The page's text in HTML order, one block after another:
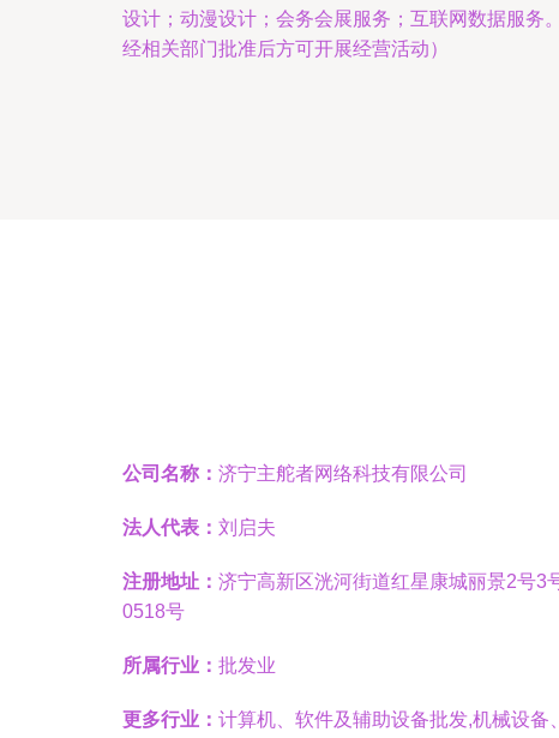
设计；动漫设计；会务会展服务；互联网数据服务
经相关部门批准后方可开展经营活动）
公司名称： 济宁主舵者网络科技有限公司
法人代表： 刘启夫
注册地址： 济宁高新区洸河街道红星康城丽景2号3
0518号
所属行业： 批发业
更多行业： 计算机、软件及辅助设备批发,机械设备